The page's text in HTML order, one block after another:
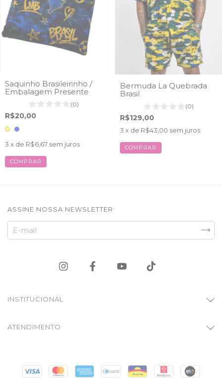
Saquinho Brasileirinho /
Embalagem Presente
(0)
R$20,00
3 x de R$6,67 sem juros
COMPRAR
Bermuda La Quebrada
Brasil
(0)
R$129,00
3 x de R$43,00 sem juros
COMPRAR
ASSINE NOSSA NEWSLETTER
INSTITUCIONAL
ATENDIMENTO